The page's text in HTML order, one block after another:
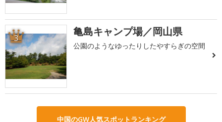
3 亀島キャンプ場／岡山県
公園のようなゆったりしたやすらぎの空間
中国のGW人気スポットランキング